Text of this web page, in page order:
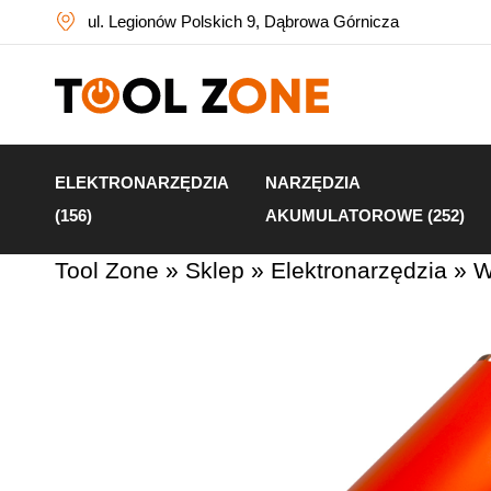
ul. Legionów Polskich 9, Dąbrowa Górnicza
ELEKTRONARZĘDZIA
(156)
NARZĘDZIA
AKUMULATOROWE (252)
Tool Zone » Sklep » Elektronarzędzia »